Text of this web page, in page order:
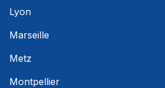
Lyon
Marseille
Metz
Montpellier